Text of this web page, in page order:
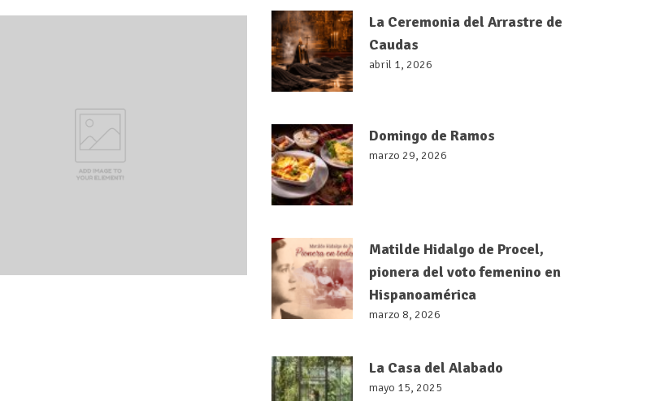
La Ceremonia del Arrastre de
Caudas
abril 1, 2026
Domingo de Ramos
marzo 29, 2026
Matilde Hidalgo de Procel,
pionera del voto femenino en
Hispanoamérica
marzo 8, 2026
La Casa del Alabado
mayo 15, 2025